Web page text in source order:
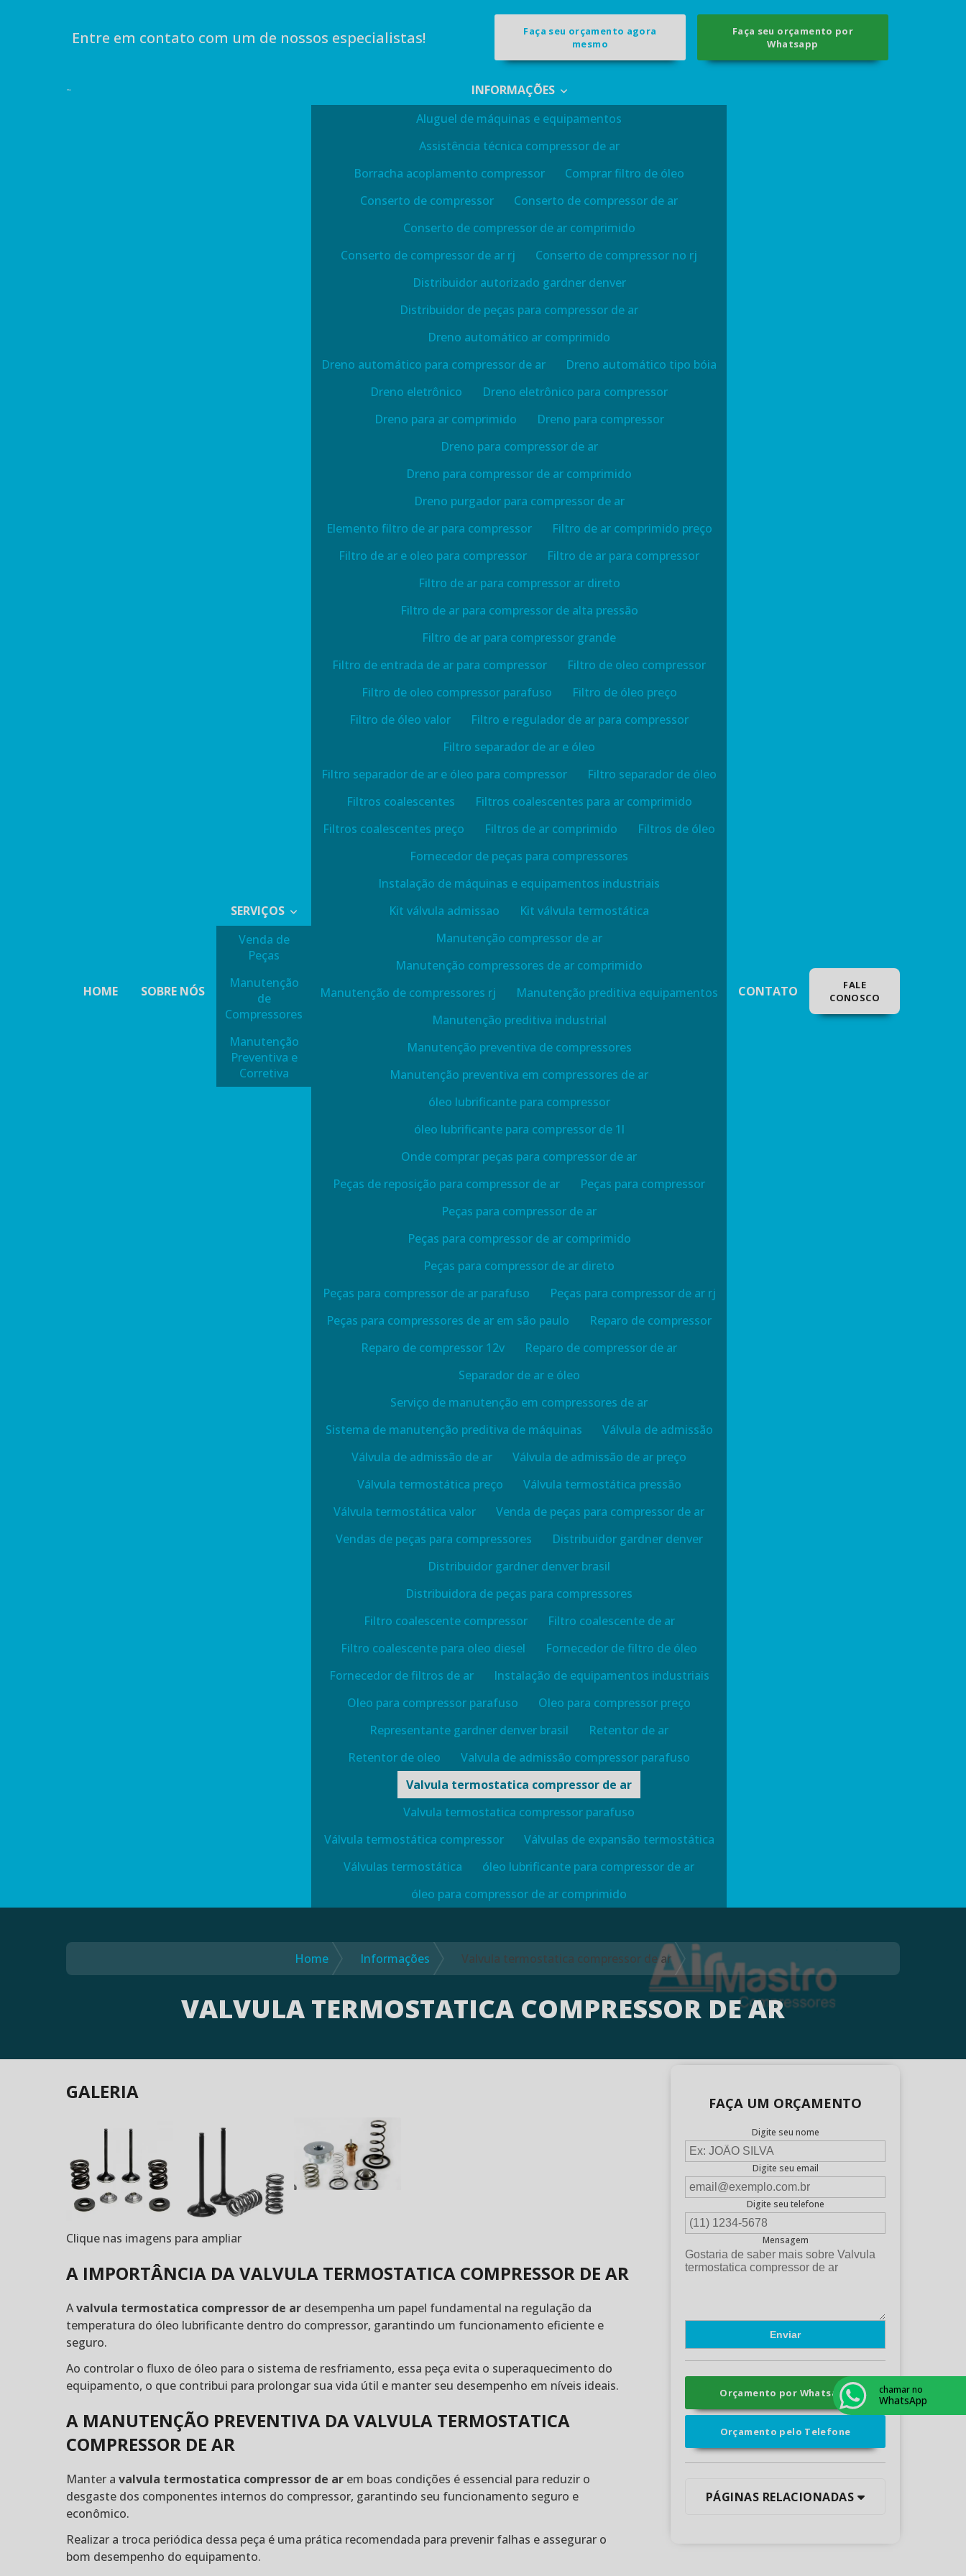
Entre em contato com um de nossos especialistas!
Faça seu orçamento agora
mesmo
Faça seu orçamento por
Whatsapp
HOME SOBRE NÓS
SERVIÇOS
Venda de
Peças
Manutenção
de
Compressores
Manutenção
Preventiva e
Corretiva
INFORMAÇÕES
Aluguel de máquinas e equipamentos
Assistência técnica compressor de ar
Borracha acoplamento compressor
Comprar filtro de óleo
Conserto de compressor
Conserto de compressor de ar
Conserto de compressor de ar comprimido
Conserto de compressor de ar rj
Conserto de compressor no rj
Distribuidor autorizado gardner denver
Distribuidor de peças para compressor de ar
Dreno automático ar comprimido
Dreno automático para compressor de ar
Dreno automático tipo bóia
Dreno eletrônico
Dreno eletrônico para compressor
Dreno para ar comprimido
Dreno para compressor
Dreno para compressor de ar
Dreno para compressor de ar comprimido
Dreno purgador para compressor de ar
Elemento filtro de ar para compressor
Filtro de ar comprimido preço
Filtro de ar e oleo para compressor
Filtro de ar para compressor
Filtro de ar para compressor ar direto
Filtro de ar para compressor de alta pressão
Filtro de ar para compressor grande
Filtro de entrada de ar para compressor
Filtro de oleo compressor
Filtro de oleo compressor parafuso
Filtro de óleo preço
Filtro de óleo valor
Filtro e regulador de ar para compressor
Filtro separador de ar e óleo
Filtro separador de ar e óleo para compressor
Filtro separador de óleo
Filtros coalescentes
Filtros coalescentes para ar comprimido
Filtros coalescentes preço
Filtros de ar comprimido
Filtros de óleo
Fornecedor de peças para compressores
Instalação de máquinas e equipamentos industriais
Kit válvula admissao
Kit válvula termostática
Manutenção compressor de ar
Manutenção compressores de ar comprimido
Manutenção de compressores rj
Manutenção preditiva equipamentos
Manutenção preditiva industrial
Manutenção preventiva de compressores
Manutenção preventiva em compressores de ar
óleo lubrificante para compressor
óleo lubrificante para compressor de 1l
Onde comprar peças para compressor de ar
Peças de reposição para compressor de ar
Peças para compressor
Peças para compressor de ar
Peças para compressor de ar comprimido
Peças para compressor de ar direto
Peças para compressor de ar parafuso
Peças para compressor de ar rj
Peças para compressores de ar em são paulo
Reparo de compressor
Reparo de compressor 12v
Reparo de compressor de ar
Separador de ar e óleo
Serviço de manutenção em compressores de ar
Sistema de manutenção preditiva de máquinas
Válvula de admissão
Válvula de admissão de ar
Válvula de admissão de ar preço
Válvula termostática preço
Válvula termostática pressão
Válvula termostática valor
Venda de peças para compressor de ar
Vendas de peças para compressores
Distribuidor gardner denver
Distribuidor gardner denver brasil
Distribuidora de peças para compressores
Filtro coalescente compressor
Filtro coalescente de ar
Filtro coalescente para oleo diesel
Fornecedor de filtro de óleo
Fornecedor de filtros de ar
Instalação de equipamentos industriais
Oleo para compressor parafuso
Oleo para compressor preço
Representante gardner denver brasil
Retentor de ar
Retentor de oleo
Valvula de admissão compressor parafuso
Valvula termostatica compressor de ar
Valvula termostatica compressor parafuso
Válvula termostática compressor
Válvulas de expansão termostática
Válvulas termostática
óleo lubrificante para compressor de ar
óleo para compressor de ar comprimido
CONTATO
FALE
CONOSCO
Home Informações Valvula termostatica compressor de ar
VALVULA TERMOSTATICA COMPRESSOR DE AR
GALERIA
Clique nas imagens para ampliar
A IMPORTÂNCIA DA VALVULA TERMOSTATICA COMPRESSOR DE AR
Avalvula termostatica compressor de ar desempenha um papel fundamental na regulação da
temperatura do óleo lubrificante dentro do compressor, garantindo um funcionamento eficiente e
seguro.
Ao controlar o fluxo de óleo para o sistema de resfriamento, essa peça evita o superaquecimento do
equipamento, o que contribui para prolongar sua vida útil e manter seu desempenho em níveis ideais.
A MANUTENÇÃO PREVENTIVA DA VALVULA TERMOSTATICA
COMPRESSOR DE AR
Manter a valvula termostatica compressor de ar em boas condições é essencial para reduzir o
desgaste dos componentes internos do compressor, garantindo seu funcionamento seguro e
econômico.
Realizar a troca periódica dessa peça é uma prática recomendada para prevenir falhas e assegurar o
bom desempenho do equipamento.
FAÇA UM ORÇAMENTO
Digite seu nome
Digite seu email
Digite seu telefone
Mensagem
Orçamento por Whatsapp
Orçamento pelo Telefone
PÁGINAS RELACIONADAS
chamar no
WhatsApp